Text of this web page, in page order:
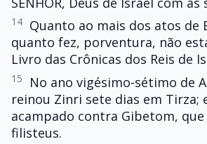
14 Quanto ao mais dos atos de
quanto fez, porventura, não
Livro das Crônicas dos Reis de
15
No ano vigésimo-sétimo de
reinou Zinri sete dias em Tirza;
acampado contra Gibetom, que
filisteus.